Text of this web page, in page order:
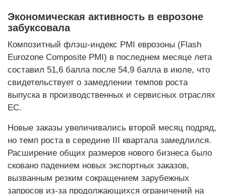
Экономическая активность в еврозоне
забуксовала
Композитный флэш-индекс PMI еврозоны (Flash
Eurozone Composite PMI) в последнем месяце лета
составил 51,6 балла после 54,9 балла в июле, что
свидетельствует о замедлении темпов роста
выпуска в производственных и сервисных отраслях
ЕС.
Новые заказы увеличивались второй месяц подряд,
но темп роста в середине III квартала замедлился.
Расширение общих размеров нового бизнеса было
сковано падением новых экспортных заказов,
вызванным резким сокращением зарубежных
запросов из-за продолжающихся ограничений на